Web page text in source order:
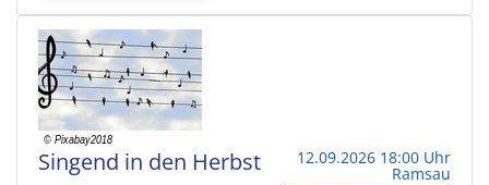
Singend in den Herbst 12.09.2026 18:00 Uhr
Ramsau